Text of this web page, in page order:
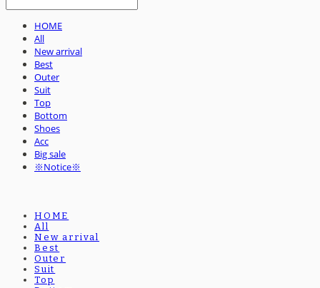
HOME
All
New arrival
Best
Outer
Suit
Top
Bottom
Shoes
Acc
Big sale
※Notice※
HOME
All
New arrival
Best
Outer
Suit
Top